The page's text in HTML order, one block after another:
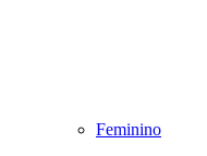
Feminino